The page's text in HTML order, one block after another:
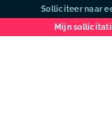
Solliciteer naar
Mijn